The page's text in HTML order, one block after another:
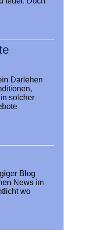
Darlehen
solcher
Blog
News im
wo